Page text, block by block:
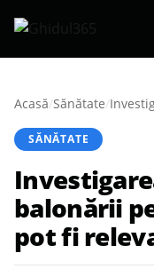
Acasă/Sănătate/
SĂNĂTATE
balonării
pot fi